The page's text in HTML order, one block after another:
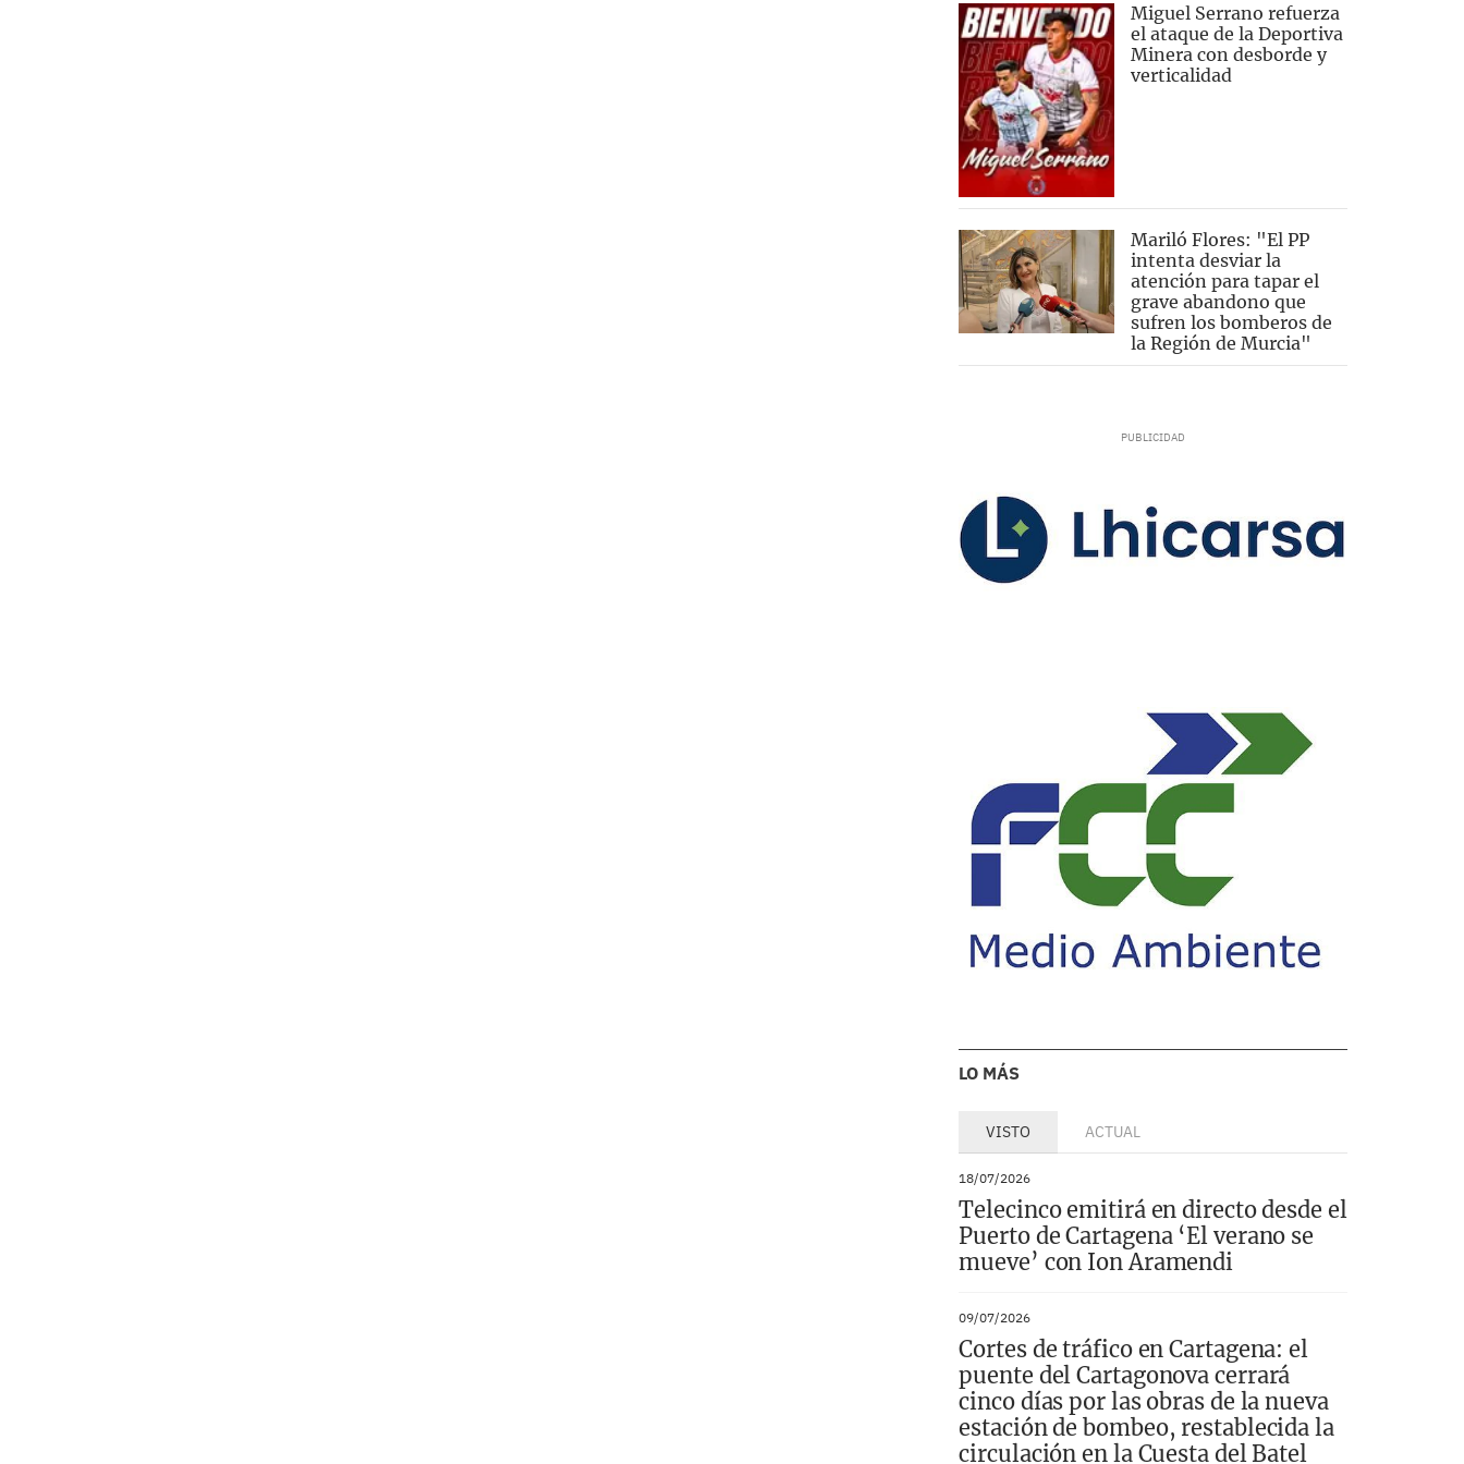
Miguel Serrano refuerza
el ataque de la Deportiva
Minera con desborde y
verticalidad
Mariló Flores: "El PP
intenta desviar la
atención para tapar el
grave abandono que
sufren los bomberos de
la Región de Murcia"
LO MÁS
VISTO ACTUAL
18/07/2026
Telecinco emitirá en directo desde el
Puerto de Cartagena ‘El verano se
mueve’ con Ion Aramendi
09/07/2026
Cortes de tráfico en Cartagena: el
puente del Cartagonova cerrará
cinco días por las obras de la nueva
estación de bombeo, restablecida la
circulación en la Cuesta del Batel